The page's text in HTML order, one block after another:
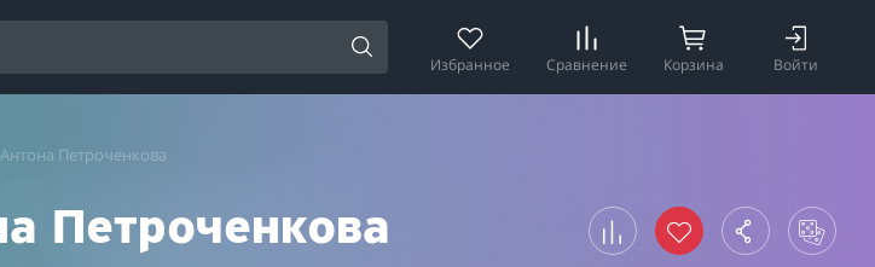
Избранное Сравнение Корзина Войти
Петроченкова
Петроченкова